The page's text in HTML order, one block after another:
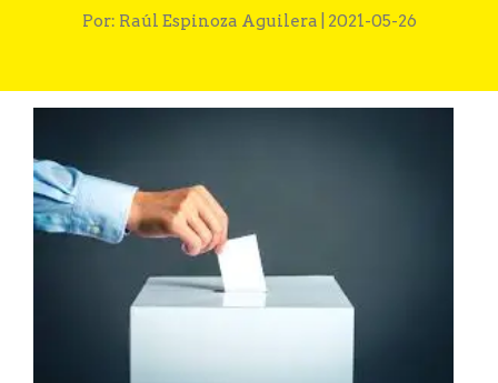
Por: Raúl Espinoza Aguilera | 2021-05-26